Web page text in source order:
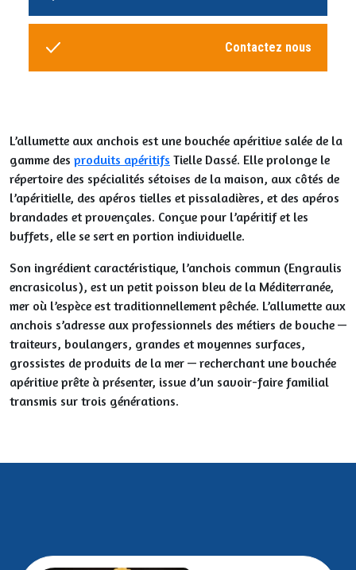
Contactez nous
L’allumette aux anchois est une bouchée apéritive salée de la
gamme des produits apéritifs Tielle Dassé. Elle prolonge le
répertoire des spécialités sétoises de la maison, aux côtés de
l’apéritielle, des apéros tielles et pissaladières, et des apéros
brandades et provençales. Conçue pour l’apéritif et les
buffets, elle se sert en portion individuelle.
Son ingrédient caractéristique, l’anchois commun (Engraulis
encrasicolus), est un petit poisson bleu de la Méditerranée,
mer où l’espèce est traditionnellement pêchée. L’allumette aux
anchois s’adresse aux professionnels des métiers de bouche —
traiteurs, boulangers, grandes et moyennes surfaces,
grossistes de produits de la mer — recherchant une bouchée
apéritive prête à présenter, issue d’un savoir-faire familial
transmis sur trois générations.